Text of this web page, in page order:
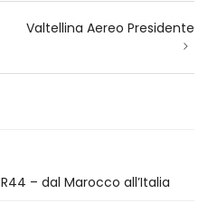
Valtellina Aereo Presidente
– dal Marocco all’Italia